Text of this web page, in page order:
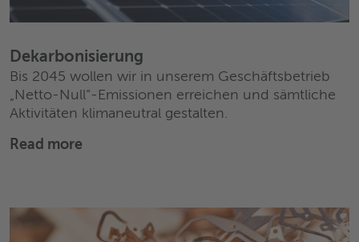
Dekarbonisierung
Bis 2045 wollen wir in unserem Geschäftsbetrieb
„Netto-Null“-Emissionen erreichen und sämtliche
Aktivitäten klimaneutral gestalten.
Read more